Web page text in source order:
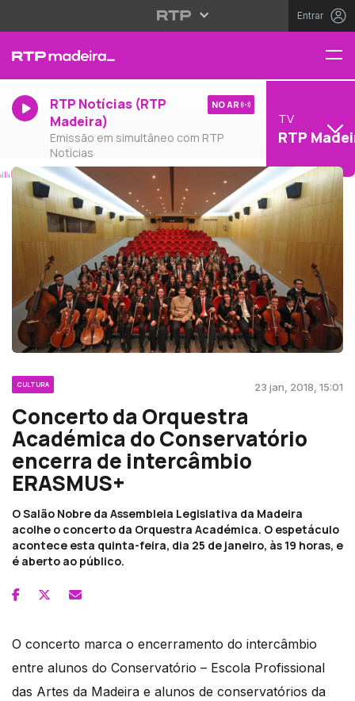
Entrar
RTP Notícias (RTP
Madeira)
Emissão em simultâneo com RTP
Notícias
NO AR
TV
RTP
CULTURA 23 jan, 2018, 15:01
Concerto da Orquestra
Académica do Conservatório
encerra de intercâmbio
ERASMUS+
O Salão Nobre da Assembleia Legislativa da Madeira
acolhe o concerto da Orquestra Académica. O espetáculo
acontece esta quinta-feira, dia 25 de janeiro, às 19 horas, e
é aberto ao público.
O concerto marca o encerramento do intercâmbio
entre alunos do Conservatório – Escola Profissional
das Artes da Madeira e alunos de conservatórios da